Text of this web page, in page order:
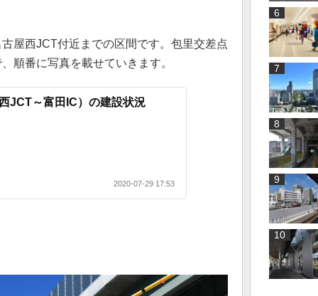
屋西JCT付近までの区間です。包里交差点
順番に写真を載せていきます。
JCT～富田IC）の建設状況
2020-07-29 17:53